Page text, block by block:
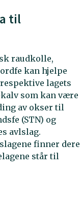
til
raudkolle,
kan hjelpe
lagets
som kan være
av okser til
(STN) og
avlslag.
finner dere
står til